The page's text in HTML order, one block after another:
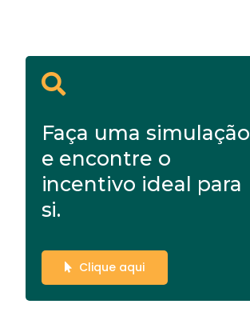
Faça uma simulação
e encontre o
incentivo ideal para
si.
Clique aqui